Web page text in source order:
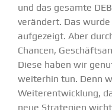
und das gesamte
verändert. Das
aufge­zeigt. Aber
Chancen,
Diese haben wir
weiterhin tun. Denn
Weiter­ent­wicklung,
neue Strategien